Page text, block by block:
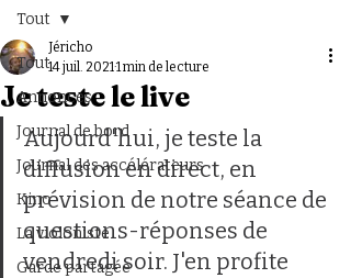
Tout
Annonces
Journal de bord
Journal des accélérateurs
Kino
La violoniste
Garde partagée
Tout
Je teste le live
Jéricho
14 juil. 20211 min de lecture
Aujourd'hui, je teste la
diffusion en direct, en
prévision de notre séance de
questions-réponses de
vendredi soir. J'en profite